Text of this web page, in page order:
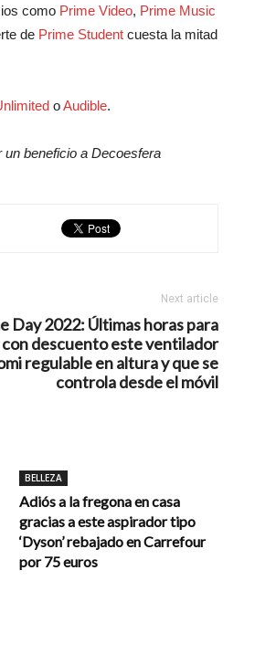
como Prime Video, Prime Music
de Prime Student cuesta la mitad
oAudible.
beneficio a Decoesfera
Next article
Day 2022: Últimas horas para
descuento este ventilador
regulable en altura y que se
controla desde el móvil
BELLEZA
Adiós a la fregona en casa
gracias a este aspirador tipo
‘Dyson’ rebajado en Carrefour
por 75 euros